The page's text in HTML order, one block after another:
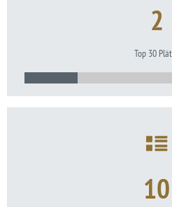
2
Top 30
10